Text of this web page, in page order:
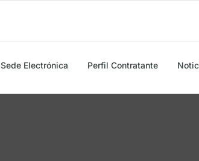
Sede Electrónica Perfil Contratante